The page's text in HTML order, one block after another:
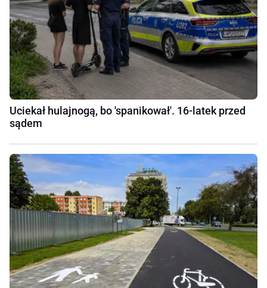
Uciekał hulajnogą, bo 'spanikował'. 16-latek przed
sądem